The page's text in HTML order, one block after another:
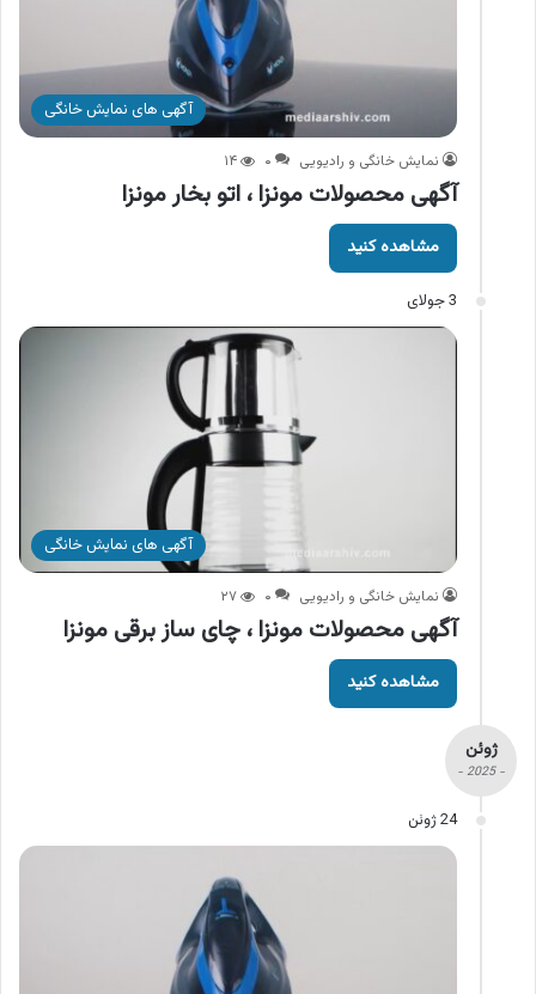
آگهی های نمایش خانگی
نمایش خانگی و رادیویی ۰ ۱۴
آگهی محصولات مونزا ، اتو بخار مونزا
مشاهده کنید
3 جولای
آگهی های نمایش خانگی
نمایش خانگی و رادیویی ۰ ۲۷
آگهی محصولات مونزا ، چای ساز برقی مونزا
مشاهده کنید
ژوئن
- 2025 -
24 ژوئن